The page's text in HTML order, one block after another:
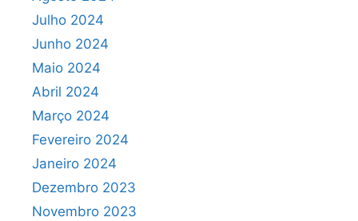
Julho 2024
Junho 2024
Maio 2024
Abril 2024
Março 2024
Fevereiro 2024
Janeiro 2024
Dezembro 2023
Novembro 2023